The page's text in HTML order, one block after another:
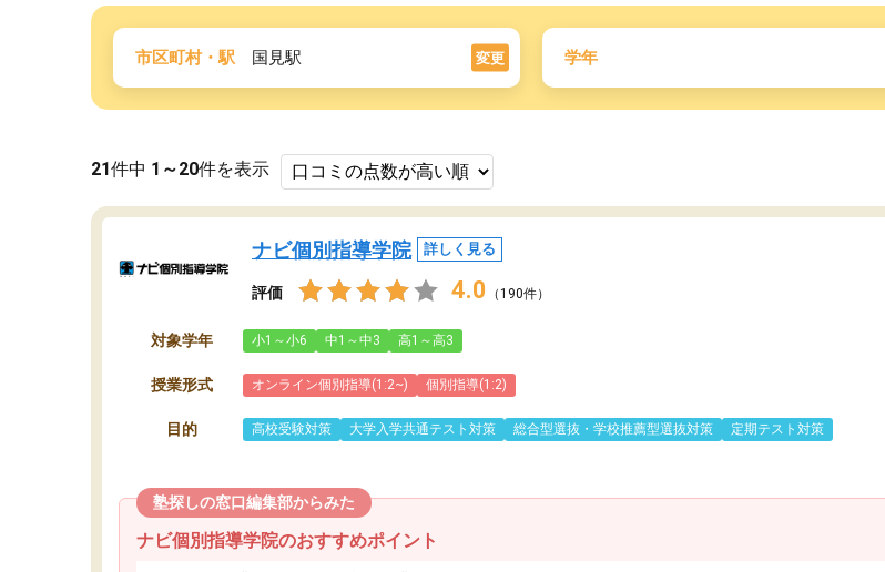
市区町村・駅 国見駅 変更 学年
21件中 1～20件を表示
ナビ個別指導学院 詳しく見る
評価 4.0 （190件）
対象学年 小1～小6 中1～中3 高1～高3
授業形式 オンライン個別指導(1:2~) 個別指導(1:2)
目的 高校受験対策 大学入学共通テスト対策 総合型選抜・学校推薦型選抜対策 定期テスト対策
塾探しの窓口編集部からみた
ナビ個別指導学院のおすすめポイント